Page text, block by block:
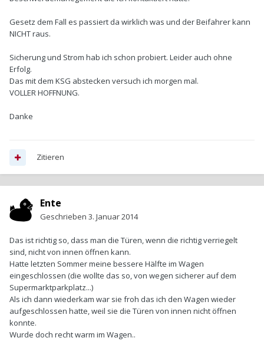
Gesetz dem Fall es passiert da wirklich was und der Beifahrer kann
NICHT raus.
Sicherung und Strom hab ich schon probiert. Leider auch ohne
Erfolg.
Das mit dem KSG abstecken versuch ich morgen mal.
VOLLER HOFFNUNG.
Danke
Zitieren
Ente
Geschrieben 3. Januar 2014
Das ist richtig so, dass man die Türen, wenn die richtig verriegelt
sind, nicht von innen öffnen kann.
Hatte letzten Sommer meine bessere Hälfte im Wagen
eingeschlossen (die wollte das so, von wegen sicherer auf dem
Supermarktparkplatz...)
Als ich dann wiederkam war sie froh das ich den Wagen wieder
aufgeschlossen hatte, weil sie die Türen von innen nicht öffnen
konnte.
Wurde doch recht warm im Wagen..